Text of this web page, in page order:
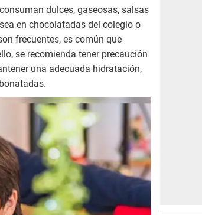
dulces, gaseosas, salsas
en chocolatadas del colegio o
frecuentes, es común que
se recomienda tener precaución
una adecuada hidratación,